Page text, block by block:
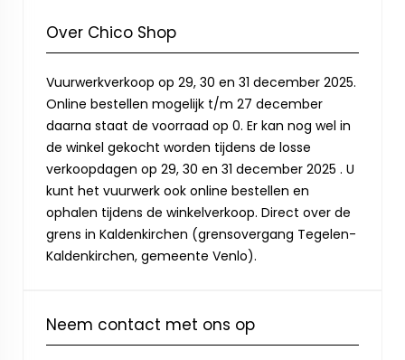
Over Chico Shop
Vuurwerkverkoop op 29, 30 en 31 december 2025.
Online bestellen mogelijk t/m 27 december
daarna staat de voorraad op 0. Er kan nog wel in
de winkel gekocht worden tijdens de losse
verkoopdagen op 29, 30 en 31 december 2025 . U
kunt het vuurwerk ook online bestellen en
ophalen tijdens de winkelverkoop. Direct over de
grens in Kaldenkirchen (grensovergang Tegelen-
Kaldenkirchen, gemeente Venlo).
Neem contact met ons op